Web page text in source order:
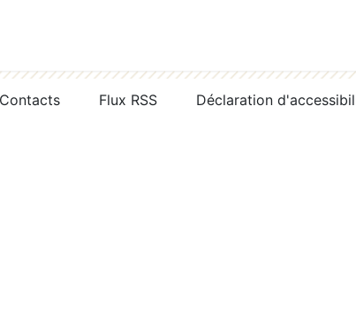
Contacts Flux RSS Déclaration